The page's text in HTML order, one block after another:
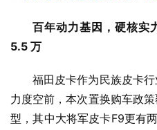
百年动力基因，硬核实
5.5 万
福田皮卡作为民族皮卡
力度空前，本次置换购车政
型，其中大将军皮卡F9更有